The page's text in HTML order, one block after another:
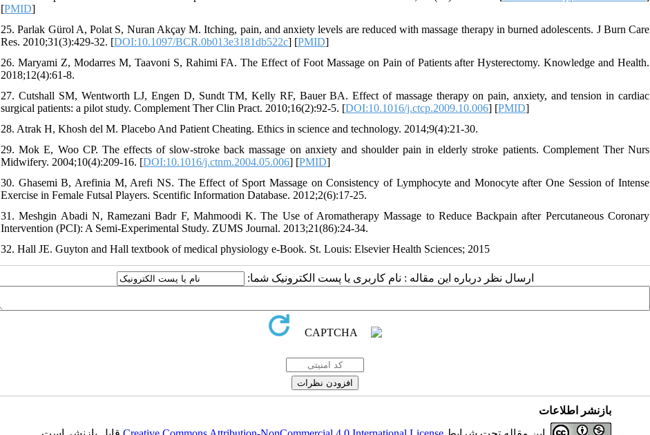
[PMID]
25. Parlak Gürol A, Polat S, Nuran Akçay M. Itching, pain, and anxiety levels are reduced with massage therapy in burned adolescents. J Burn Care
Res. 2010;31(3):429-32. [DOI:10.1097/BCR.0b013e3181db522c] [PMID]
26. Maryami Z, Modarres M, Taavoni S, Rahimi FA. The Effect of Foot Massage on Pain of Patients after Hysterectomy. Knowledge and Health.
2018;12(4):61-8.
27. Cutshall SM, Wentworth LJ, Engen D, Sundt TM, Kelly RF, Bauer BA. Effect of massage therapy on pain, anxiety, and tension in cardiac
surgical patients: a pilot study. Complement Ther Clin Pract. 2010;16(2):92-5. [DOI:10.1016/j.ctcp.2009.10.006] [PMID]
28. Atrak H, Khosh del M. Placebo And Patient Cheating. Ethics in science and technology. 2014;9(4):21-30.
29. Mok E, Woo CP. The effects of slow-stroke back massage on anxiety and shoulder pain in elderly stroke patients. Complement Ther Nurs
Midwifery. 2004;10(4):209-16. [DOI:10.1016/j.ctnm.2004.05.006] [PMID]
30. Ghasemi B, Arefinia M, Arefi NS. The Effect of Sport Massage on Consistency of Lymphocyte and Monocyte after One Session of Intense
Exercise in Female Futsal Players. Scentific Information Database. 2012;2(6):17-25.
31. Meshgin Abadi N, Ramezani Badr F, Mahmoodi K. The Use of Aromatherapy Massage to Reduce Backpain after Percutaneous Coronary
Intervention (PCI): A Semi-Experimental Study. ZUMS Journal. 2013;21(86):24-34.
32. Hall JE. Guyton and Hall textbook of medical physiology e-Book. St. Louis: Elsevier Health Sciences; 2015
ارسال نظر درباره این مقاله : نام کاربری یا پست الکترونیک شما:
بازنشر اطلاعات